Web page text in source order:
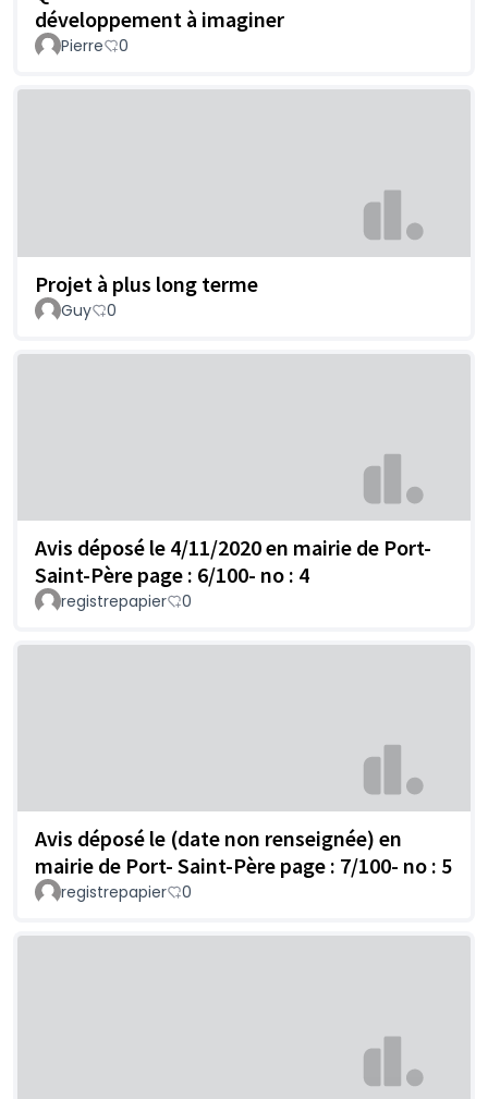
développement à imaginer
Pierre 0
Projet à plus long terme
Guy 0
Avis déposé le 4/11/2020 en mairie de Port-
Saint-Père page : 6/100- no : 4
registrepapier 0
Avis déposé le (date non renseignée) en
mairie de Port- Saint-Père page : 7/100- no : 5
registrepapier 0